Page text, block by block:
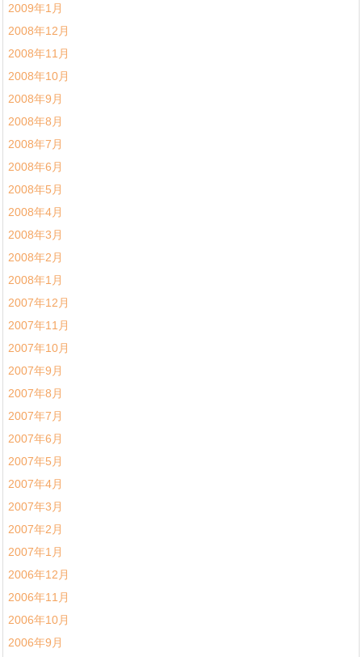
2009年1月
2008年12月
2008年11月
2008年10月
2008年9月
2008年8月
2008年7月
2008年6月
2008年5月
2008年4月
2008年3月
2008年2月
2008年1月
2007年12月
2007年11月
2007年10月
2007年9月
2007年8月
2007年7月
2007年6月
2007年5月
2007年4月
2007年3月
2007年2月
2007年1月
2006年12月
2006年11月
2006年10月
2006年9月